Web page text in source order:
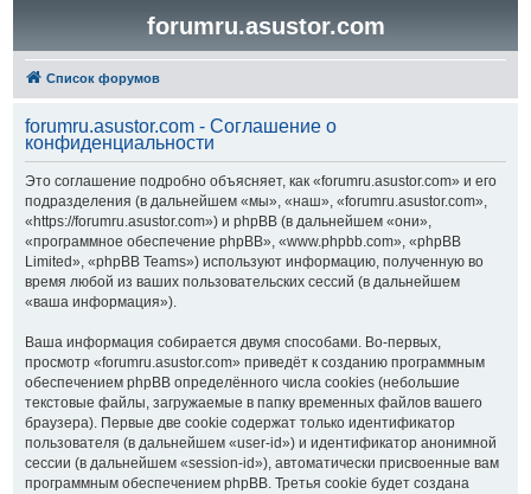
forumru.asustor.com
Список форумов
forumru.asustor.com - Соглашение о
конфиденциальности
Это соглашение подробно объясняет, как «forumru.asustor.com» и его
подразделения (в дальнейшем «мы», «наш», «forumru.asustor.com»,
«https://forumru.asustor.com») и phpBB (в дальнейшем «они»,
«программное обеспечение phpBB», «www.phpbb.com», «phpBB
Limited», «phpBB Teams») используют информацию, полученную во
время любой из ваших пользовательских сессий (в дальнейшем
«ваша информация»).
Ваша информация собирается двумя способами. Во-первых,
просмотр «forumru.asustor.com» приведёт к созданию программным
обеспечением phpBB определённого числа cookies (небольшие
текстовые файлы, загружаемые в папку временных файлов вашего
браузера). Первые две cookie содержат только идентификатор
пользователя (в дальнейшем «user-id») и идентификатор анонимной
сессии (в дальнейшем «session-id»), автоматически присвоенные вам
программным обеспечением phpBB. Третья cookie будет создана